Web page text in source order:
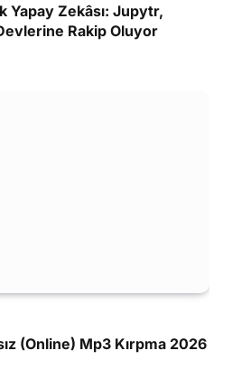
Yapay Zekâsı: Jupytr,
Rakip Oluyor
(Online) Mp3 Kırpma 2026